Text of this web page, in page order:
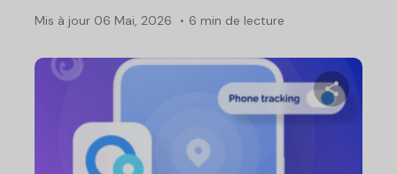
Mis à jour 06 Mai, 2026 6 min de lecture